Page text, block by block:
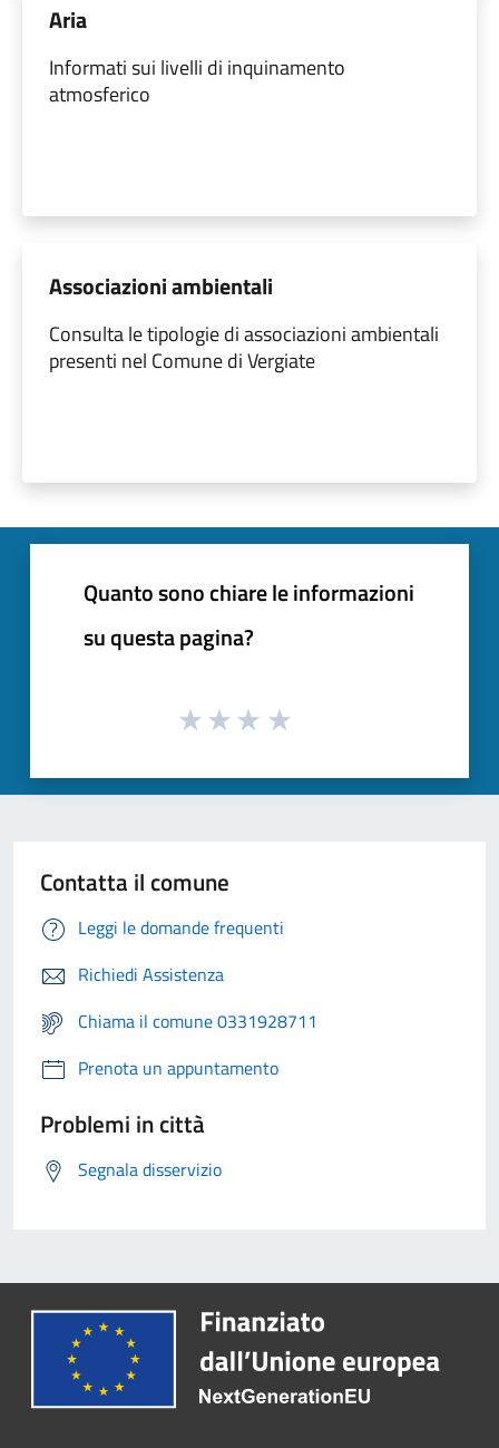
Aria
Informati sui livelli di inquinamento
atmosferico
Associazioni ambientali
Consulta le tipologie di associazioni ambientali
presenti nel Comune di Vergiate
Quanto sono chiare le informazioni
su questa pagina?
Contatta il comune
Leggi le domande frequenti
Richiedi Assistenza
Chiama il comune 0331928711
Prenota un appuntamento
Problemi in città
Segnala disservizio